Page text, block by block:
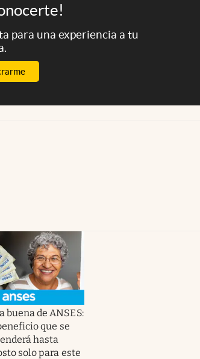
para una experiencia a tu
buena de ANSES:
que se
hasta
solo para este